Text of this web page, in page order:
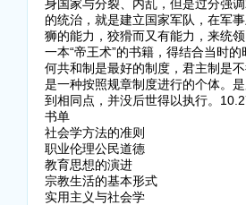
身国家与分裂、内乱，但是过分强
的统治，就是建立国家军队，在军
狮的能力，狡猾而又有能力，来统
一本“帝王术”的书籍，得结合当时
何共和制是最好的制度，君主制是
是一种按照规章制度进行的个体。
到相同点，并没后世得以执行。
书单
社会学方法的准则
职业伦理公民道德
教育思想的演进
宗教生活的基本形式
实用主义与社会学